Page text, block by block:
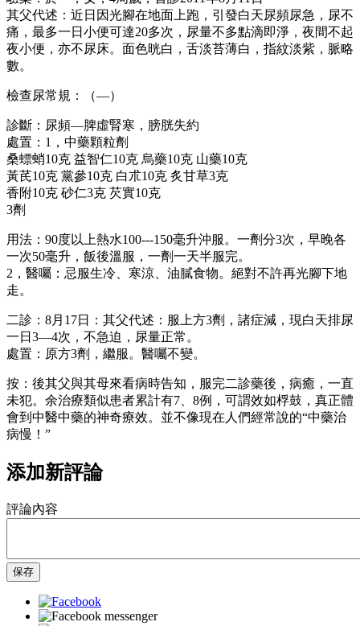
其父代述：近日因光腳在地面上跑，引發白天尿頻尿急，尿不
痛，最多一日小便可達20多次，尿量不多點滴即淨，夜間不起
夜小便，亦不尿床。面色晄白，舌淡苔薄白，指紋淡紫，脈略
數。
檢查尿常規：（—）
診斷：尿頻—脾虛腎寒，膀胱失約
處置：1，中藥顆粒劑
桑螵蛸10克 益智仁10克 烏藥10克 山藥10克
黃芪10克 黨參10克 白朮10克 炙甘草3克
香附10克 砂仁3克 芡實10克
3劑
用法：90度以上熱水100---150毫升沖服。一劑分3次，早晚各
一次50毫升，飯後溫服，一劑一天半服完。
2，醫囑：忌服生冷、寒涼、油膩食物。絕對不許再光腳下地
走。
二診：8月17日：其父代述：服上方3劑，諸症減，現白天排尿
一日3—4次，不急迫，尿量正常。
處置：原方3劑，繼服。醫囑不變。
按：後其父與其母來看病時告知，服完二診藥後，病癒，一直
未犯。余治療類似患者累計有7、8例，可謂效如桴鼓，真正體
會到中醫中藥的神奇療效。並不像現在人們經常說的“中藥治
病慢！”
添加新評論
評論內容
保存